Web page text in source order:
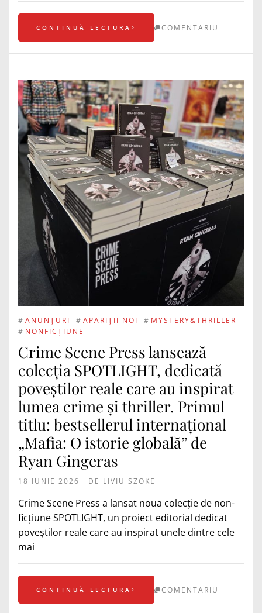
CONTINUĂ LECTURA COMENTARIU
# ANUNȚURI # APARIȚII NOI # MYSTERY&THRILLER
# NONFICȚIUNE
Crime Scene Press lansează
colecția SPOTLIGHT, dedicată
poveștilor reale care au inspirat
lumea crime și thriller. Primul
titlu: bestsellerul internațional
„Mafia: O istorie globală” de
Ryan Gingeras
18 IUNIE 2026 DE LIVIU SZOKE
Crime Scene Press a lansat noua colecție de non-
ficțiune SPOTLIGHT, un proiect editorial dedicat
poveștilor reale care au inspirat unele dintre cele
mai
CONTINUĂ LECTURA COMENTARIU